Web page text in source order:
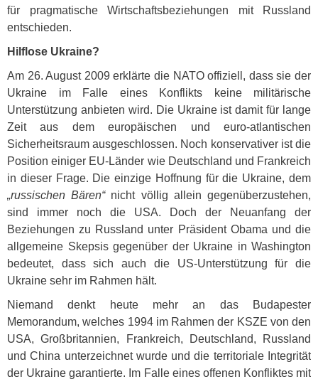
für pragmatische Wirtschaftsbeziehungen mit Russland
entschieden.
Hilflose Ukraine?
Am 26. August 2009 erklärte die NATOoffiziell, dass sie der
Ukraine im Falle eines Konflikts keine militärische
Unterstützung anbieten wird. Die Ukraine ist damit für lange
Zeit aus dem europäischen und euro-atlantischen
Sicherheitsraum ausgeschlossen. Noch konservativer ist die
Position einiger EU-Länder wie Deutschland und Frankreich
in dieser Frage. Die einzige Hoffnung für die Ukraine, dem
„russischen Bären“nicht völlig allein gegenüberzustehen,
sind immer noch die USA. Doch der Neuanfang der
Beziehungen zu Russland unter Präsident Obama und die
allgemeine Skepsis gegenüber der Ukraine in Washington
bedeutet, dass sich auch die US-Unterstützung für die
Ukraine sehr im Rahmen hält.
Niemand denkt heute mehr an das Budapester
Memorandum, welches 1994 im Rahmen der KSZE von den
USA, Großbritannien, Frankreich, Deutschland, Russland
und China unterzeichnet wurde und die territoriale Integrität
der Ukraine garantierte. Im Falle eines offenen Konfliktes mit